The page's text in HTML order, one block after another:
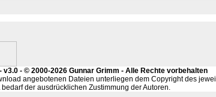
v3.0 - © 2000-2026 Gunnar Grimm - Alle Rechte vorbehalten
angebotenen Dateien unterliegen dem Copyright des
der ausdrücklichen Zustimmung der Autoren.